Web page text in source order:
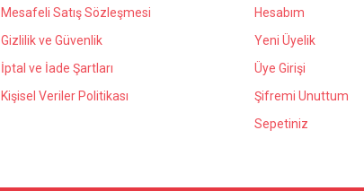
Mesafeli Satış Sözleşmesi
Gizlilik ve Güvenlik
İptal ve İade Şartları
Kişisel Veriler Politikası
Hesabım
Yeni Üyelik
Üye Girişi
Şifremi Unuttum
Sepetiniz